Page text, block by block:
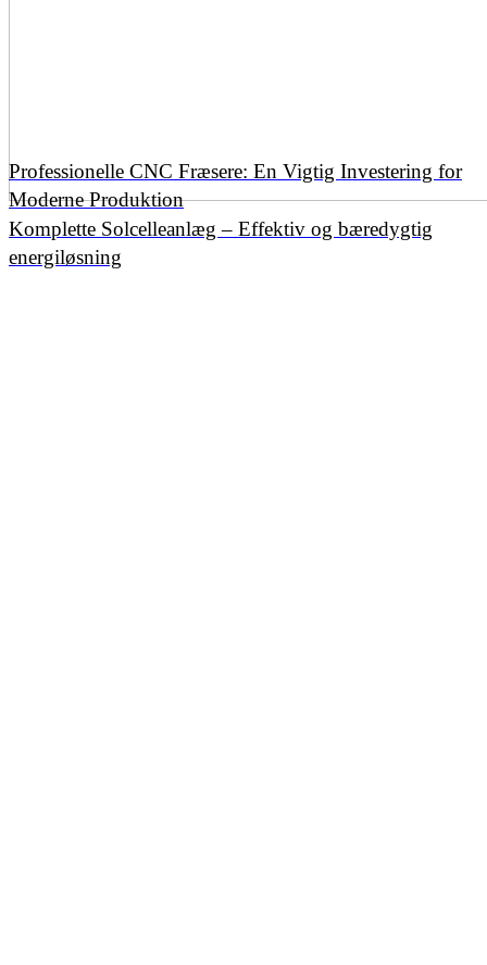
Professionelle CNC Fræsere: En Vigtig Investering for
Moderne Produktion
Komplette Solcelleanlæg – Effektiv og bæredygtig
energiløsning